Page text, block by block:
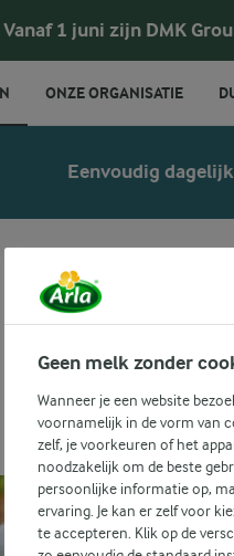
Vanaf 1 juni zijn DMK
ONZE ORGANISATIE
Eenvoudig
Geen melk zonder
Wanneer je een website
voornamelijk in de vorm van
zelf, je voorkeuren of het
noodzakelijk om de beste
persoonlijke informatie op,
ervaring. Je kan er zelf voor
te accepteren. Klik op de